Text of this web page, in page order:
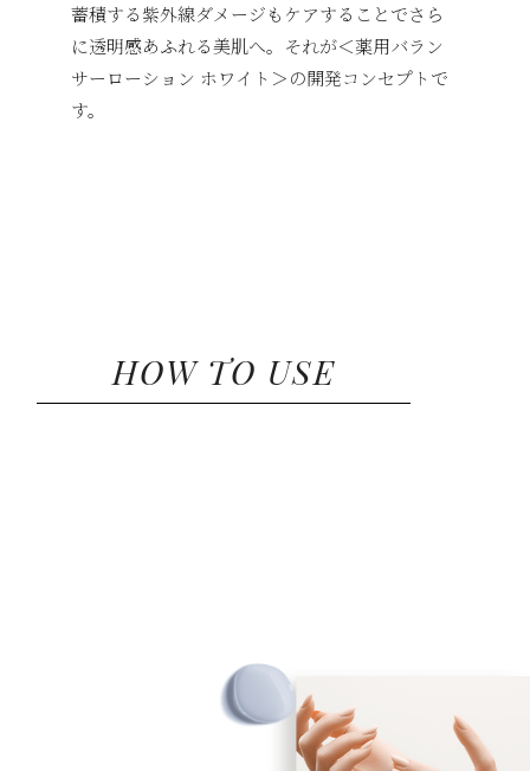
蓄積する紫外線ダメージもケアすることでさら
に透明感あふれる美肌へ。それが＜薬用バラン
サーローション ホワイト＞の開発コンセプトで
す。
HOW TO USE